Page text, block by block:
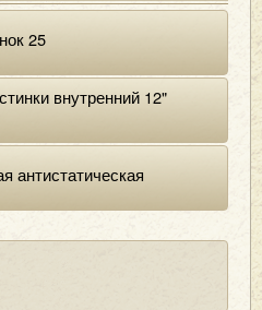
25
внутренний 12"
антистатическая